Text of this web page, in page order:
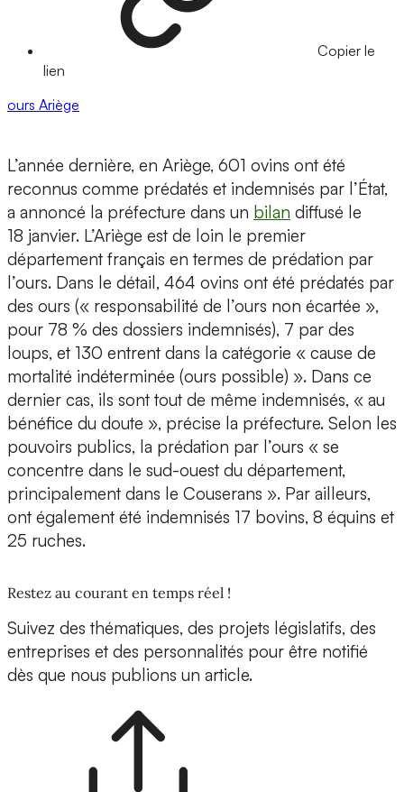
Copier le
lien
ours Ariège
L’année dernière, en Ariège, 601 ovins ont été
reconnus comme prédatés et indemnisés par l’État,
a annoncé la préfecture dans un bilan diffusé le
18 janvier. L’Ariège est de loin le premier
département français en termes de prédation par
l’ours. Dans le détail, 464 ovins ont été prédatés par
des ours (« responsabilité de l’ours non écartée »,
pour 78 % des dossiers indemnisés), 7 par des
loups, et 130 entrent dans la catégorie « cause de
mortalité indéterminée (ours possible) ». Dans ce
dernier cas, ils sont tout de même indemnisés, « au
bénéfice du doute », précise la préfecture. Selon les
pouvoirs publics, la prédation par l’ours « se
concentre dans le sud-ouest du département,
principalement dans le Couserans ». Par ailleurs,
ont également été indemnisés 17 bovins, 8 équins et
25 ruches.
Restez au courant en temps réel !
Suivez des thématiques, des projets législatifs, des
entreprises et des personnalités pour être notifié
dès que nous publions un article.